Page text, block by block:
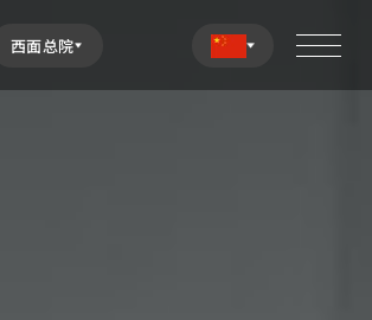
西面总院